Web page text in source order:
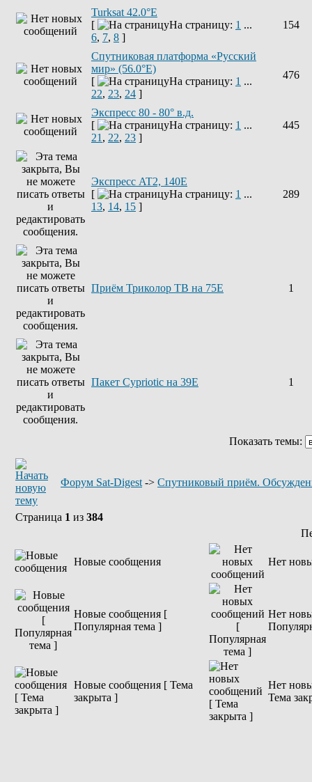
Turksat 42.0°E
[
На страницу: 1 ...
6, 7, 8 ]
154
Спутниковая платформа «Русский
мир» (56.0°E)
[
На страницу: 1 ...
22, 23, 24 ]
476
Экспресс 80 - 80° в.д.
[
На страницу: 1 ...
21 , 22, 23 ]
445
Экспресс AT2, 140E
[
На страницу: 1 ...
13, 14, 15 ]
289
Приём Триколор ТВ на 75Е 1
Пакет Cypriotic на 39Е 1
Показать темы:
Форум Sat-Digest -> Спутниковый приём.
Страница 1 из 384
Новые сообщения Нет
Новые сообщения [
Популярная тема ]
Нет
Новые сообщения [ Тема
закрыта ]
Нет
Тема